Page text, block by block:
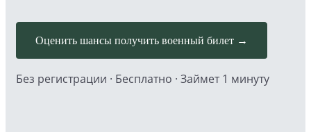
Оценить шансы получить военный билет →
Без регистрации · Бесплатно · Займет 1 минуту